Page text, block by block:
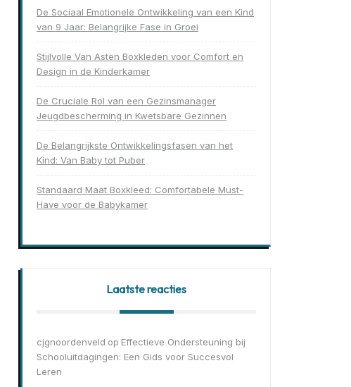
De Sociaal Emotionele Ontwikkeling van een Kind
van 9 Jaar: Belangrijke Fase in Groei
Stijlvolle Van Asten Boxkleden voor Comfort en
Design in de Kinderkamer
De Cruciale Rol van een Gezinsmanager
Jeugdbescherming in Kwetsbare Gezinnen
De Belangrijkste Ontwikkelingsfasen van het
Kind: Van Baby tot Puber
Standaard Maat Boxkleed: Comfortabele Must-
Have voor de Babykamer
Laatste reacties
cjgnoordenveld op Effectieve Ondersteuning bij
Schooluitdagingen: Een Gids voor Succesvol
Leren